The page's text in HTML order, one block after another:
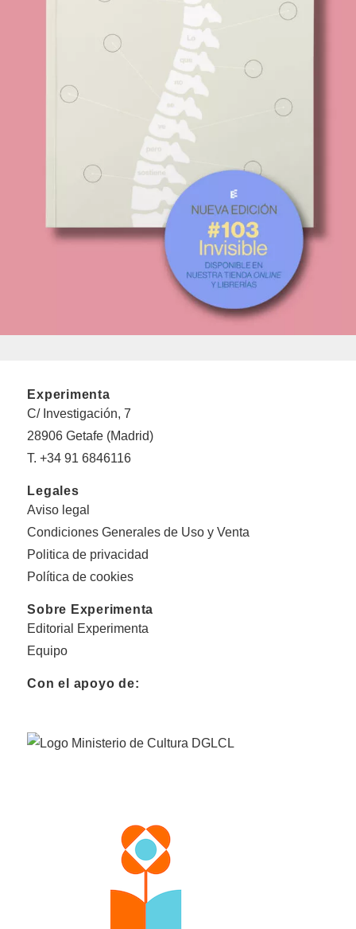
Experimenta
C/ Investigación, 7
28906 Getafe (Madrid)
T. +34 91 6846116
Legales
Aviso legal
Condiciones Generales de Uso y Venta
Politica de privacidad
Política de cookies
Sobre Experimenta
Editorial Experimenta
Equipo
Con el apoyo de: